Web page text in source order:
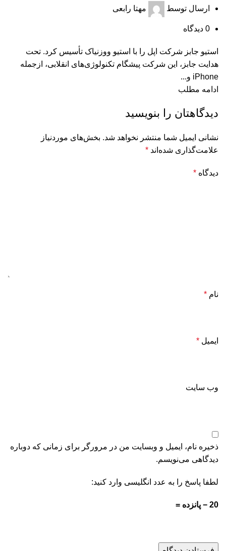
ارسال توسط مهتا رابعی
0 دیدگاه
استیو جابز شرکت اپل را با استیو ووزنیاک تأسیس کرد. تحت
هدایت جابز، این شرکت پیشگام تکنولوژی‌های انقلابی، ازجمله
iPhone و...
ادامه مطلب
دیدگاهتان را بنویسید
نشانی ایمیل شما منتشر نخواهد شد. بخش‌های موردنیاز
علامت‌گذاری شده‌اند *
دیدگاه *
نام *
ایمیل *
وب‌ سایت
ذخیره نام، ایمیل و وبسایت من در مرورگر برای زمانی که دوباره
دیدگاهی می‌نویسم.
لطفا پاسخ را به عدد انگلیسی وارد کنید:
20 − پانزده =